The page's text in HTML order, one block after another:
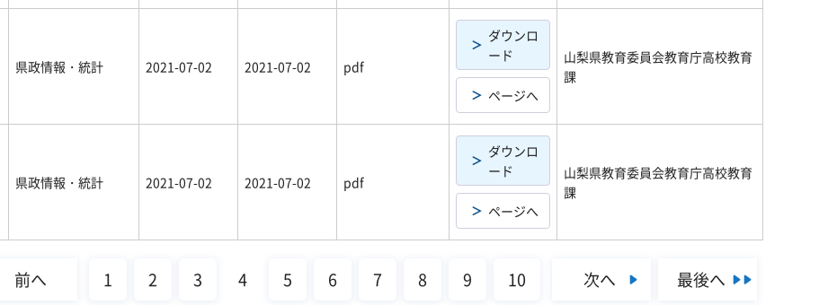
県政情報・統計 2021-07-02 2021-07-02 pdf
ダウンロ
ード
ページへ
山梨県教育委員会教育庁高校教育
課
県政情報・統計 2021-07-02 2021-07-02 pdf
ダウンロ
ード
ページへ
山梨県教育委員会教育庁高校教育
課
前へ 1 2 3 4 5 6 7 8 9 10 次へ 最後へ